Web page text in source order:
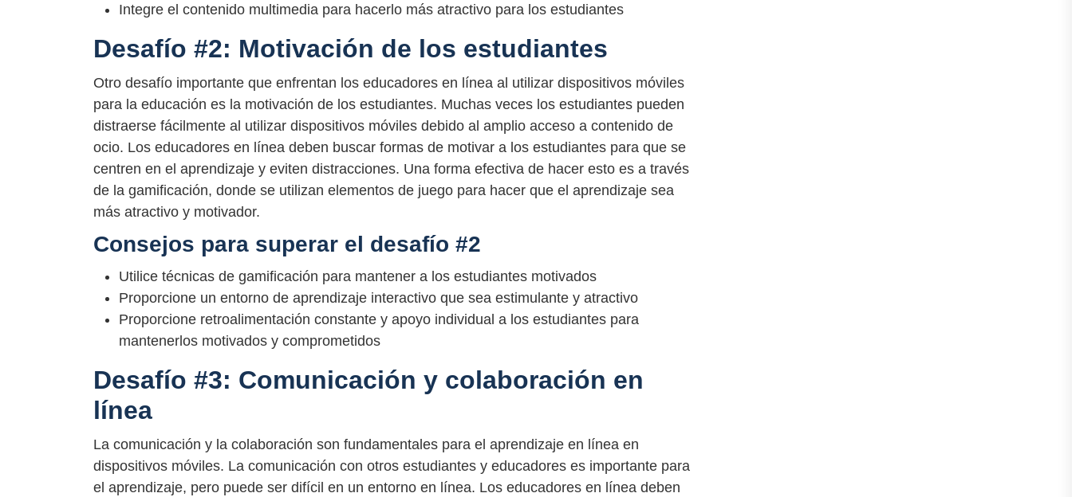
Integre el contenido multimedia para hacerlo más atractivo para los estudiantes
Desafío #2: Motivación de los estudiantes
Otro desafío importante que enfrentan los educadores en línea al utilizar dispositivos móviles
para la educación es la motivación de los estudiantes. Muchas veces los estudiantes pueden
distraerse fácilmente al utilizar dispositivos móviles debido al amplio acceso a contenido de
ocio. Los educadores en línea deben buscar formas de motivar a los estudiantes para que se
centren en el aprendizaje y eviten distracciones. Una forma efectiva de hacer esto es a través
de la gamificación, donde se utilizan elementos de juego para hacer que el aprendizaje sea
más atractivo y motivador.
Consejos para superar el desafío #2
Utilice técnicas de gamificación para mantener a los estudiantes motivados
Proporcione un entorno de aprendizaje interactivo que sea estimulante y atractivo
Proporcione retroalimentación constante y apoyo individual a los estudiantes para
mantenerlos motivados y comprometidos
Desafío #3: Comunicación y colaboración en
línea
La comunicación y la colaboración son fundamentales para el aprendizaje en línea en
dispositivos móviles. La comunicación con otros estudiantes y educadores es importante para
el aprendizaje, pero puede ser difícil en un entorno en línea. Los educadores en línea deben